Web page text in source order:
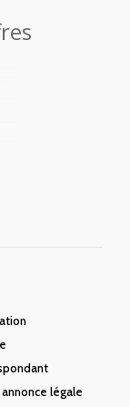
légale